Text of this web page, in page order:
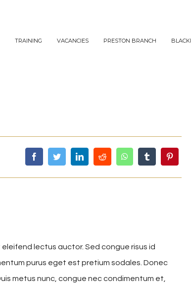
TRAINING VACANCIES PRESTON BRANCH
lectus auctor. Sed congue risus id
purus eget est pretium sodales. Donec
metus nunc, congue nec condimentum et,